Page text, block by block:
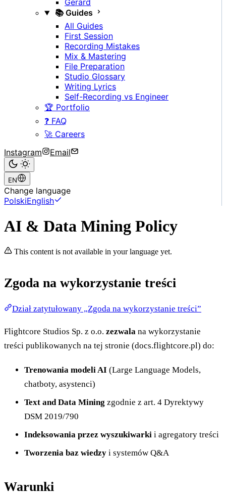
Gerard
📚 Guides
All Guides
First Session
Recording Mistakes
Mix & Mastering
File Preparation
Studio Glossary
Writing Lyrics
Self-Recording vs Engineer
🏆 Portfolio
❓ FAQ
🚀 Careers
Instagram
Email
EN
Change language
PolskiEnglish
AI & Data Mining Policy
This content is not available in your language yet.
Zgoda na wykorzystanie treści
Dział zatytułowany „Zgoda na wykorzystanie treści”
Flightcore Studios Sp. z o.o. zezwala na wykorzystanie
treści publikowanych na tej stronie (docs.flightcore.pl) do:
Trenowania modeli AI (Large Language Models,
chatboty, asystenci)
Text and Data Mining zgodnie z art. 4 Dyrektywy
DSM 2019/790
Indeksowania przez wyszukiwarki i agregatory treści
Tworzenia baz wiedzy i systemów Q&A
Warunki